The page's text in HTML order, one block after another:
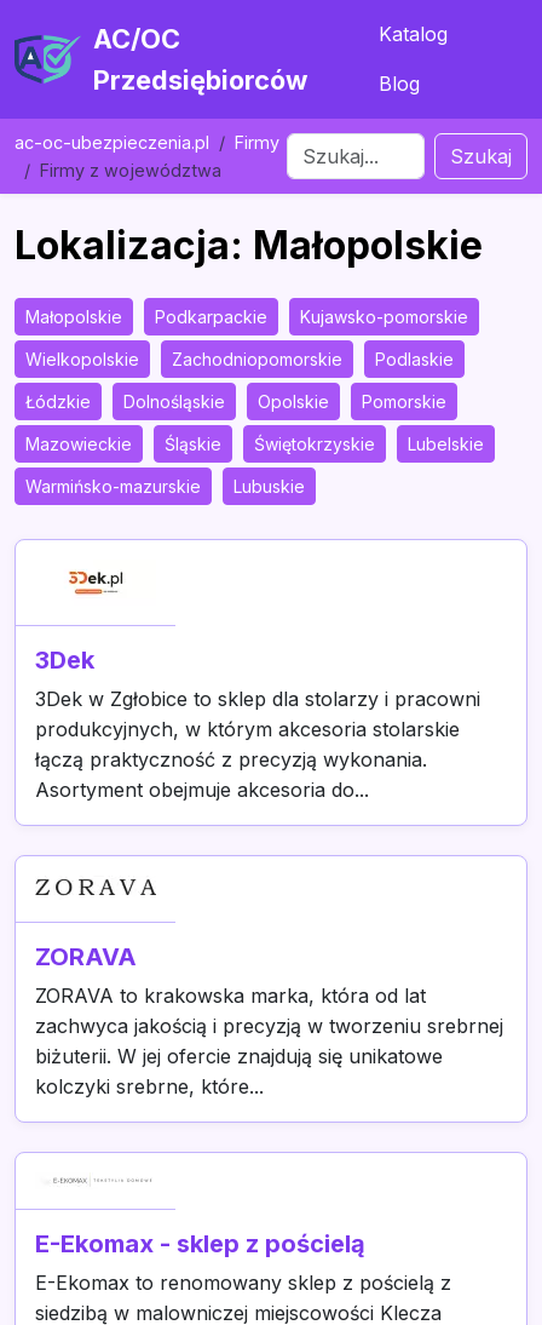
AC/OC
Przedsiębiorców
Katalog
Blog
ac-oc-ubezpieczenia.pl
Firmy
Firmy z województwa
Szukaj
Lokalizacja: Małopolskie
Małopolskie Podkarpackie Kujawsko-pomorskie
Wielkopolskie Zachodniopomorskie Podlaskie
Łódzkie Dolnośląskie Opolskie Pomorskie
Mazowieckie Śląskie Świętokrzyskie Lubelskie
Warmińsko-mazurskie Lubuskie
3Dek
3Dek w Zgłobice to sklep dla stolarzy i pracowni
produkcyjnych, w którym akcesoria stolarskie
łączą praktyczność z precyzją wykonania.
Asortyment obejmuje akcesoria do...
ZORAVA
ZORAVA to krakowska marka, która od lat
zachwyca jakością i precyzją w tworzeniu srebrnej
biżuterii. W jej ofercie znajdują się unikatowe
kolczyki srebrne, które...
E-Ekomax - sklep z pościelą
E-Ekomax to renomowany sklep z pościelą z
siedzibą w malowniczej miejscowości Klecza